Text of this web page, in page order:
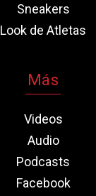
Sneakers
Look de Atletas
Más
Videos
Audio
Podcasts
Facebook